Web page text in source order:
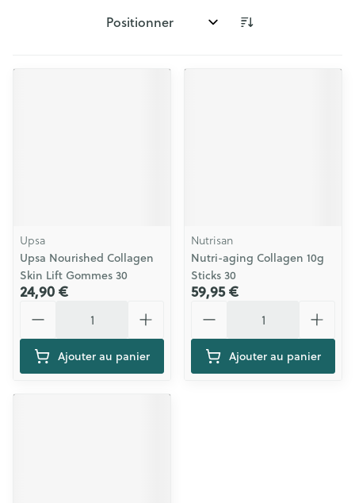
Trier par:
Upsa
Upsa Nourished Collagen
Skin Lift Gommes 30
24,90 €
Ajouter au panier
Nutrisan
Nutri-aging Collagen 10g
Sticks 30
59,95 €
Ajouter au panier